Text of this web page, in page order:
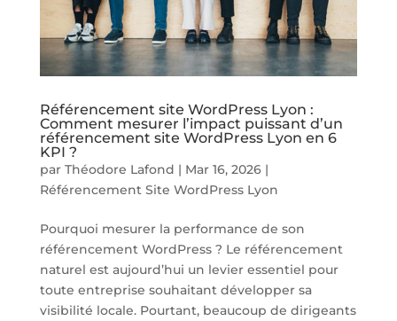
Référencement site WordPress Lyon :
Comment mesurer l’impact puissant d’un
référencement site WordPress Lyon en 6
KPI ?
par Théodore Lafond | Mar 16, 2026|
Référencement Site WordPress Lyon
Pourquoi mesurer la performance de son
référencement WordPress ? Le référencement
naturel est aujourd’hui un levier essentiel pour
toute entreprise souhaitant développer sa
visibilité locale. Pourtant, beaucoup de dirigeants